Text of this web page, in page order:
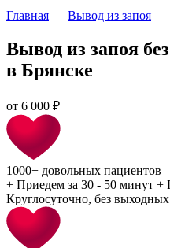
Главная — Вывод из запоя —
Вывод из запоя
в Брянске
от 6 000 ₽
1000+ довольных пациентов
+ Приедем за 30 - 50 минут +
Круглосуточно, без выходных